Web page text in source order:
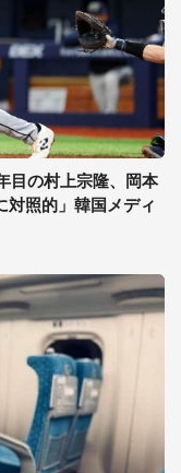
目の村上宗隆、岡本
対照的」韓国メディ